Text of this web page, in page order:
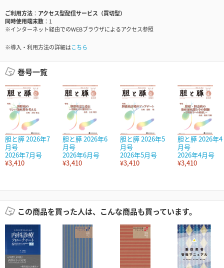
ご利用方法
アクセス型配信サービス（買切型）
同時使用端末数
1
※インターネット経由でのWEBブラウザによるアクセス参照
※導入・利用方法の詳細はこちら
巻号一覧
胆と膵 2026年7
月号
2026年7月号
¥3,410
胆と膵 2026年6
月号
2026年6月号
¥3,410
胆と膵 2026年5
月号
2026年5月号
¥3,410
胆と膵 2026年4
月号
2026年4月号
¥3,410
この商品を買った人は、こんな商品も買っています。